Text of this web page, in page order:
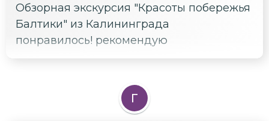
Обзорная экскурсия "Красоты побережья
Балтики" из Калининграда
понравилось! рекомендую
Г